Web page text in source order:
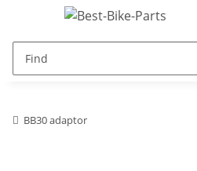
BB30 adaptor